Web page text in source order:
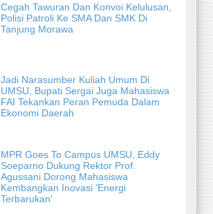
Cegah Tawuran Dan Konvoi Kelulusan,
Polisi Patroli Ke SMA Dan SMK Di
Tanjung Morawa
Jadi Narasumber Kuliah Umum Di
UMSU, Bupati Sergai Juga Mahasiswa
FAI Tekankan Peran Pemuda Dalam
Ekonomi Daerah
MPR Goes To Campus UMSU, Eddy
Soeparno Dukung Rektor Prof.
Agussani Dorong Mahasiswa
Kembangkan Inovasi 'Energi
Terbarukan'